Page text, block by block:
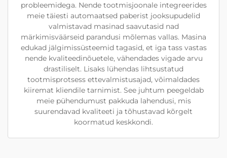
probleemidega. Nende tootmisjoonale integreerides
meie täiesti automaatsed paberist jooksupudelid
valmistavad masinad saavutasid nad
märkimisväärseid parandusi mõlemas vallas. Masina
edukad jälgimissüsteemid tagasid, et iga tass vastas
nende kvaliteedinõuetele, vähendades vigade arvu
drastiliselt. Lisaks lühendas lihtsustatud
tootmisprotsess ettevalmistusajad, võimaldades
kiiremat kliendile tarnimist. See juhtum peegeldab
meie pühendumust pakkuda lahendusi, mis
suurendavad kvaliteeti ja tõhustavad kõrgelt
koormatud keskkondi.